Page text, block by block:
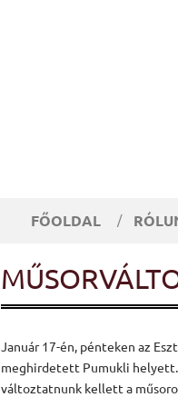
FŐOLDAL
Január 17-én, pénteken az
meghirdetett Pumukli helyett.
változtatnunk kellett a